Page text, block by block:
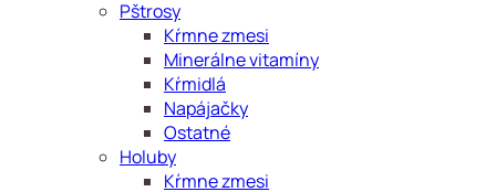
Pštrosy
Kŕmne zmesi
Minerálne vitamíny
Kŕmidlá
Napájačky
Ostatné
Holuby
Kŕmne zmesi